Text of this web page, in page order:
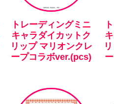
トレーディングミニ
キャラダイカットク
リップ マリオンクレ
ープコラボver.(pcs)